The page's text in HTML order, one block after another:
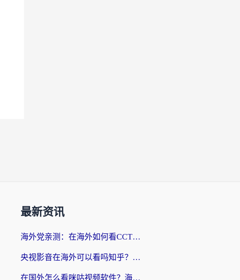
最新资讯
海外党亲测：在海外如何看CCTV？告别“仅限大陆播放”的实用指南
央视影音在海外可以看吗知乎？留学生亲测：3步解决地域限制+追剧自由
在国外怎么看咪咕视频软件？海外党亲测有效的回国加速方案